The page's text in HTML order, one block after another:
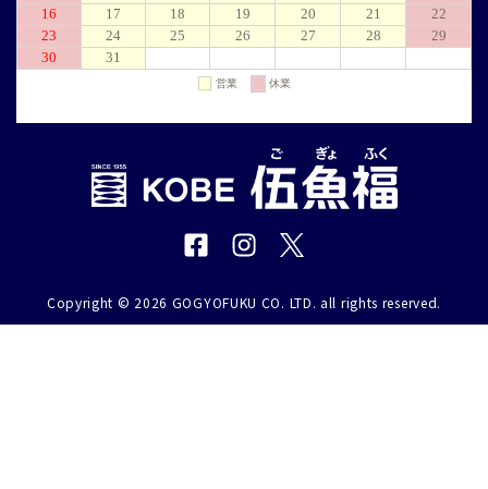
Copyright © 2026 GOGYOFUKU CO. LTD. all rights reserved.